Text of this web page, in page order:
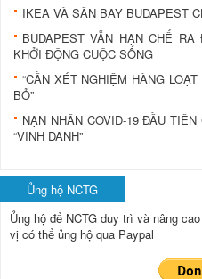
IKEA VÀ SÂN BAY BUDAPEST
BUDAPEST VẪN HẠN CHẾ
KHỞI ĐỘNG CUỘC SỐNG
“CẦN XÉT NGHIỆM HÀNG
BỎ”
NẠN NHÂN COVID-19 ĐẦU
“VINH DANH”
Ủng hộ NCTG
Ủng hộ để NCTG duy trì và nâng
vị có thể ủng hộ qua Paypal